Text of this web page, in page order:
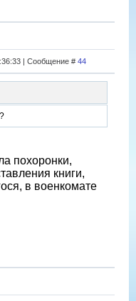
| Сообщение # 44
похоронки,
книги,
в военкомате